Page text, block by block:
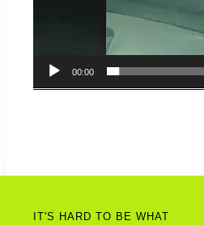
00:00
IT'S HARD TO BE WHAT